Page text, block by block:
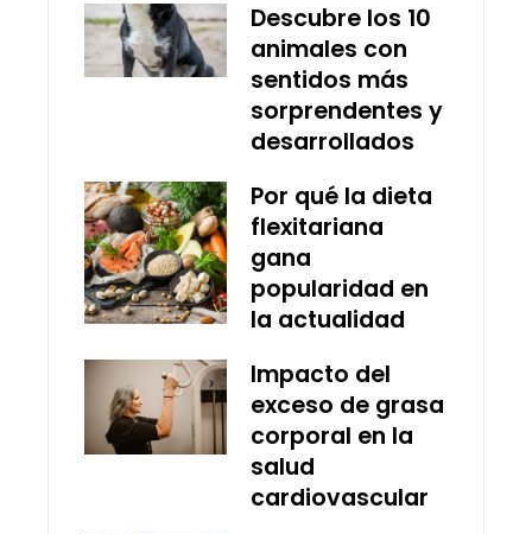
Descubre los 10
animales con
sentidos más
sorprendentes y
desarrollados
Por qué la dieta
flexitariana
gana
popularidad en
la actualidad
Impacto del
exceso de grasa
corporal en la
salud
cardiovascular